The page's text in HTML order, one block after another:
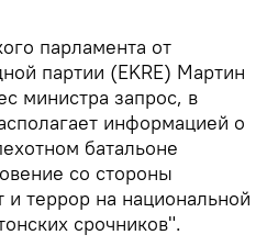
парламента от
партии (EKRE) Мартин
министра запрос, в
информацией о
батальоне
со стороны
и террор на национальной
срочников".